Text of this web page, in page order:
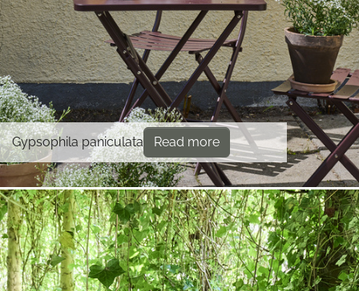
Gypsophila paniculata Read more